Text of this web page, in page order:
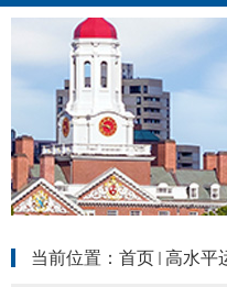
当前位置： 首页 高水平